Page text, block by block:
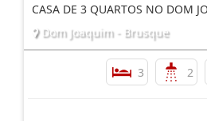
CASA DE 3 QUARTOS NO DOM
Dom Joaquim - Brusque
3 2